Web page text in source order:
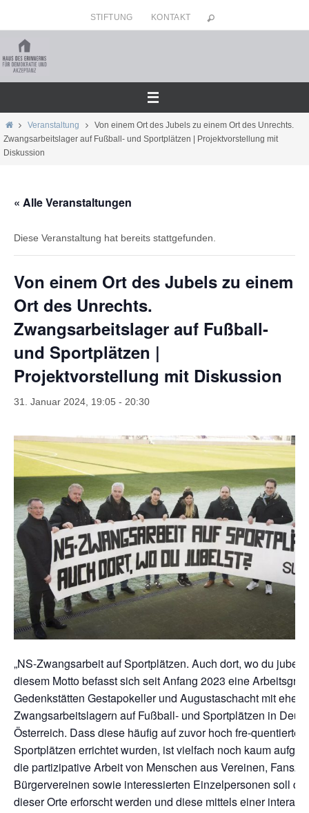
Inhalt
springen
STIFTUNG KONTAKT
HomeVeranstaltung
Von einem Ort des Jubels zu einem Ort des Unrechts.
Zwangsarbeitslager auf Fußball- und Sportplätzen | Projektvorstellung mit
Diskussion
« Alle Veranstaltungen
Diese Veranstaltung hat bereits stattgefunden.
Von einem Ort des Jubels zu einem
Ort des Unrechts.
Zwangsarbeitslager auf Fußball-
und Sportplätzen |
Projektvorstellung mit Diskussion
31. Januar 2024, 19:05 - 20:30
„NS-Zwangsarbeit auf Sportplätzen. Auch dort, wo du
diesem Motto befasst sich seit Anfang 2023 eine
Gedenkstätten Gestapokeller und Augustaschacht mit
Zwangsarbeitslagern auf Fußball- und Sportplätzen in
Österreich. Dass diese häufig auf zuvor hoch fre-
Sportplätzen errichtet wurden, ist vielfach noch kaum
die partizipative Arbeit von Menschen aus Vereinen,
Bürgervereinen sowie interessierten Einzelpersonen soll
dieser Orte erforscht werden und diese mittels einer